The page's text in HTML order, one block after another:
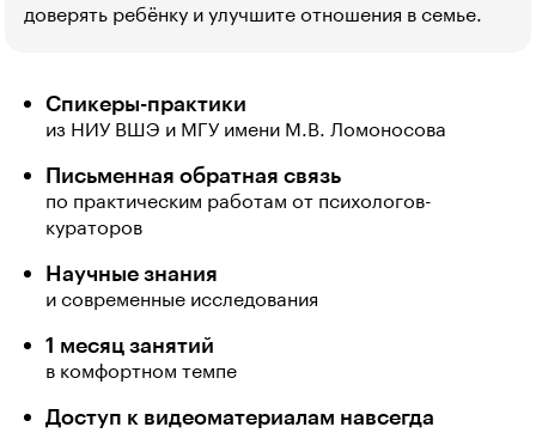
доверять ребёнку и улучшите отношения в семье.
Спикеры-практики
из НИУ ВШЭ и МГУ имени М.В. Ломоносова
Письменная обратная связь
по практическим работам от психологов-
кураторов
Научные знания
и современные исследования
1 месяц занятий
в комфортном темпе
Доступ к видеоматериалам навсегда